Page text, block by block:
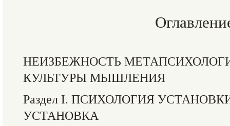
НЕИЗБЕЖНОСТЬ
КУЛЬТУРЫ МЫШЛЕНИЯ
Раздел I. ПСИХОЛОГИЯ
УСТАНОВКА